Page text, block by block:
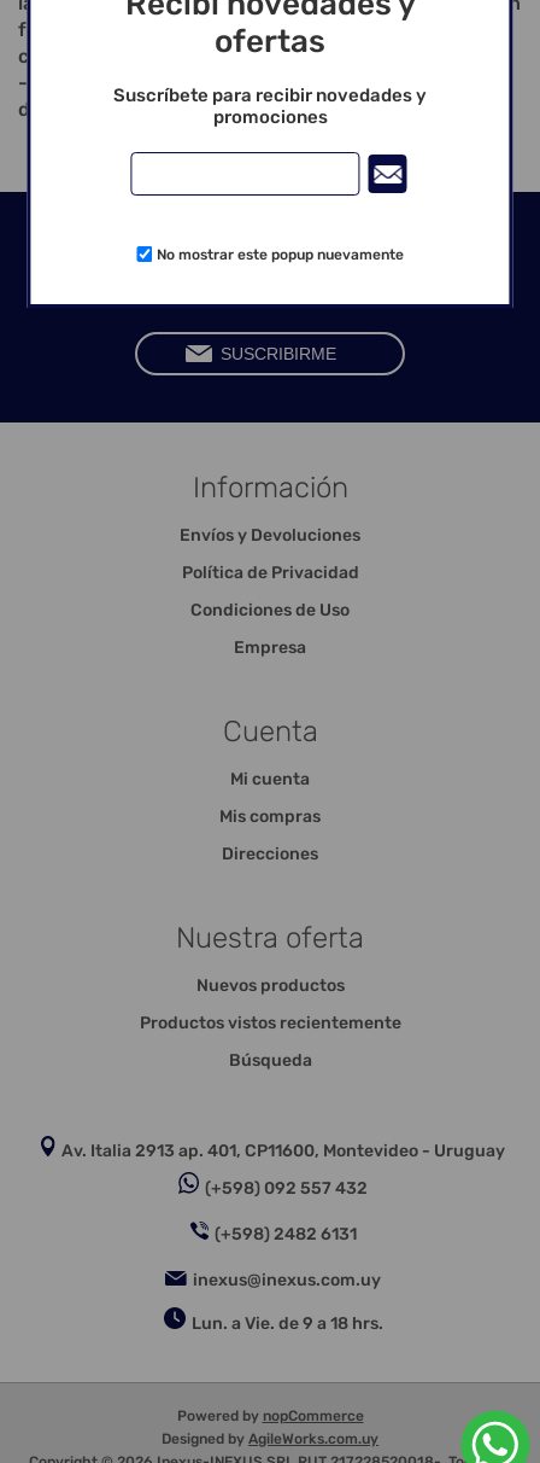
forma de chip. IQ CERA CERVICAL, negra - cera
cervical dura - permite márgenes raspados apurados
- contraste claro con el límite cervical por una
densidad de color alta
Información
Envíos y Devoluciones
Política de Privacidad
Condiciones de Uso
Empresa
Cuenta
Mi cuenta
Mis compras
Direcciones
Nuestra oferta
Nuevos productos
Productos vistos recientemente
Búsqueda
Av. Italia 2913 ap. 401, CP11600, Montevideo - Uruguay
(+598) 092 557 432
(+598) 2482 6131
inexus@inexus.com.uy
Lun. a Vie. de 9 a 18 hrs.
Powered by nopCommerce
Designed by AgileWorks.com.uy
ofertas
Suscríbete para recibir novedades y
promociones
No mostrar este popup nuevamente